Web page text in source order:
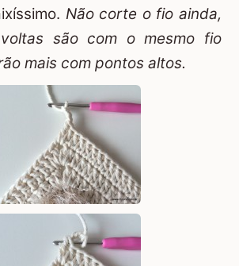
Não corte o fio ainda,
são com o mesmo fio
mais com pontos altos.